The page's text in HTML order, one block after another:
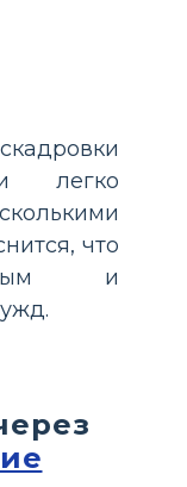
легко
что
и